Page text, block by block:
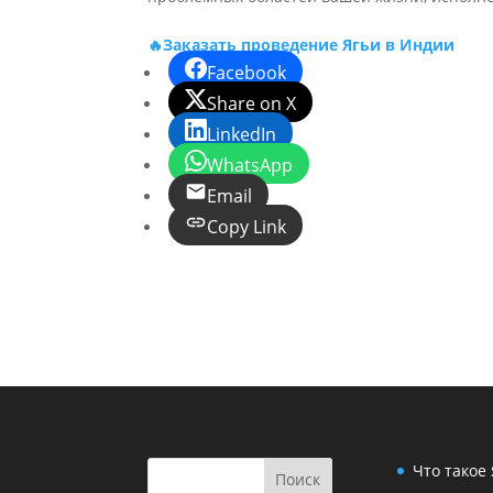
🔥Заказать проведение Ягьи в Индии
Facebook
Share on X
LinkedIn
WhatsApp
Email
Copy Link
Что такое